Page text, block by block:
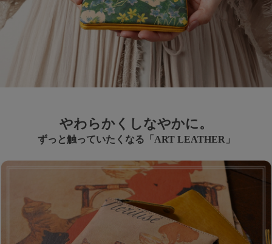
やわらかくしなやかに。
ずっと触っていたくなる「ART LEATHER」